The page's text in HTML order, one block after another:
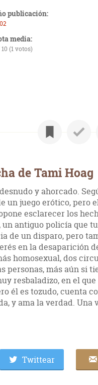
publicación:
media:
(1 votos)
de Tami Hoag
y ahorcado.
un juego erótico, pero
esclarecer los
antiguo policía que
de un disparo, pero
en la desaparición
homosexual, dos
más aún si
resbaladizo, en el
él es tozudo, cuenta
y ama la verdad. Una
Twittear